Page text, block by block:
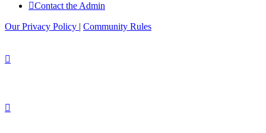
Contact the Admin
Our Privacy Policy | Community Rules